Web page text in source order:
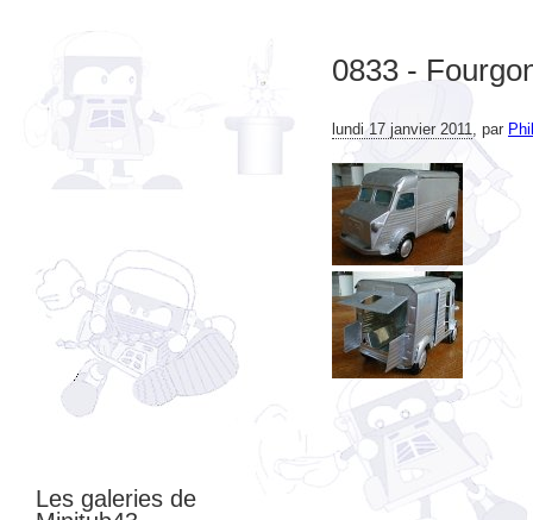
Minitub43
Types H diecast